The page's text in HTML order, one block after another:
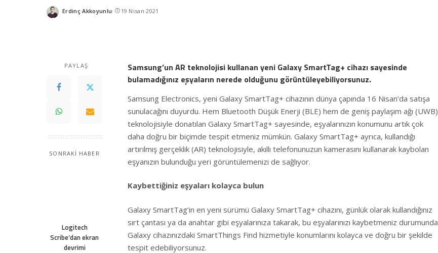
Posted
Erdinç Akkoyunlu 19 Nisan 2021
PAYLAŞ
SONRAKİ HABER
Logitech
Scribe’dan ekran
devrimi
Samsung’un AR teknolojisi kullanan yeni Galaxy SmartTag+ cihazı sayesinde
bulamadığınız eşyaların nerede olduğunu görüntüleyebiliyorsunuz.
Samsung Electronics, yeni Galaxy SmartTag+ cihazının dünya çapında 16 Nisan’da satışa
sunulacağını duyurdu. Hem Bluetooth Düşük Enerji (BLE) hem de geniş paylaşım ağı (UWB)
teknolojisiyle donatılan Galaxy SmartTag+ sayesinde, eşyalarınızın konumunu artık çok
daha doğru bir biçimde tespit etmeniz mümkün. Galaxy SmartTag+ ayrıca, kullandığı
artırılmış gerçeklik (AR) teknolojisiyle, akıllı telefonunuzun kamerasını kullanarak kaybolan
eşyanızın bulunduğu yeri görüntülemenizi de sağlıyor.
Kaybettiğiniz eşyaları kolayca bulun
Galaxy SmartTag’in en yeni sürümü Galaxy SmartTag+ cihazını, günlük olarak kullandığınız
sırt çantası ya da anahtar gibi eşyalarınıza takarak, bu eşyalarınızı kaybetmeniz durumunda
Galaxy cihazınızdaki SmartThings Find hizmetiyle konumlarını kolayca ve doğru bir şekilde
tespit edebiliyorsunuz.